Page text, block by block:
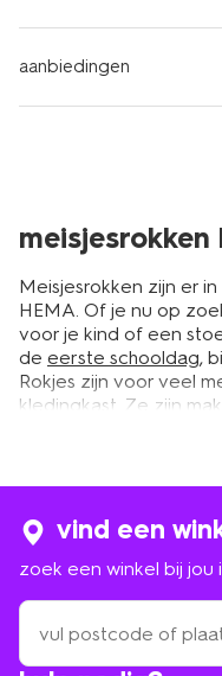
aanbiedingen
meisjesrokken
Meisjesrokken zijn er
HEMA. Of je nu op
voor je kind of een
de eerste schooldag,
Rokjes zijn voor veel
kledingkast. Ze zijn
leuke trui of een basic
meisjesrokken in
van goede kwaliteit
Of het nu voor school
thuis. Ontdek hier alle
perfecte match.
vind een
zoek een winkel bij jou
zoek
een
winkel